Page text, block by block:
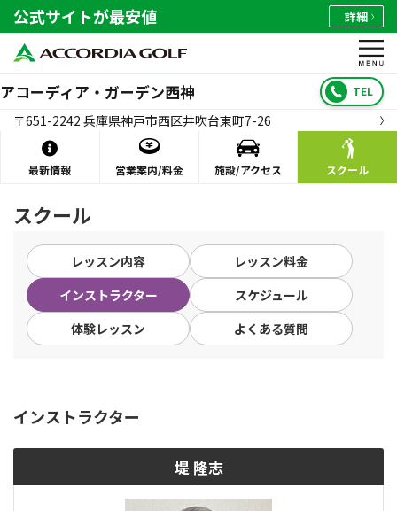
公式サイトが最安値 詳細
アコーディア・ガーデン西神 TEL
〒651-2242 兵庫県神戸市西区井吹台東町7-26
最新情報 営業案内/料金 施設/アクセス スクール
スクール
レッスン内容
レッスン料金
インストラクター
スケジュール
体験レッスン
よくある質問
インストラクター
堤 隆志